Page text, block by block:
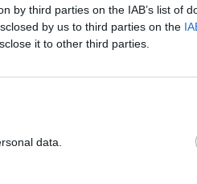
by third parties on the IAB’s list of
by us to third parties on the
it to other third parties.
data.